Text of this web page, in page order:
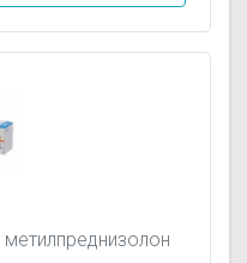
метилпреднизолон